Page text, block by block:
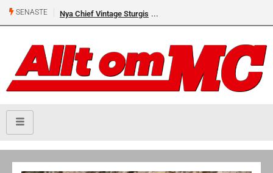
SENASTE Nya Chief Vintage Sturgis